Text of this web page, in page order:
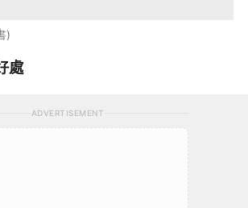
處
ADVERTISEMENT